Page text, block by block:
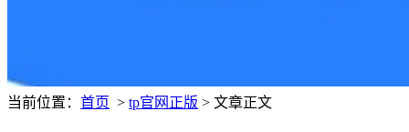
当前位置： 首页 > tp官网正版 > 文章正文